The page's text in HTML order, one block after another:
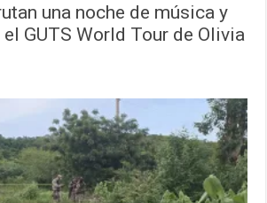
una noche de música y
GUTS World Tour de Olivia